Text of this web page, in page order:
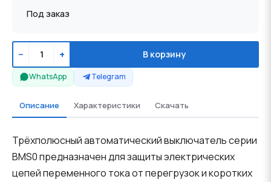
Под заказ
− + В корзину
WhatsApp Telegram
Описание Характеристики Скачать
Трёхполюсный автоматический выключатель серии
BMS0 предназначен для защиты электрических
цепей переменного тока от перегрузок и коротких